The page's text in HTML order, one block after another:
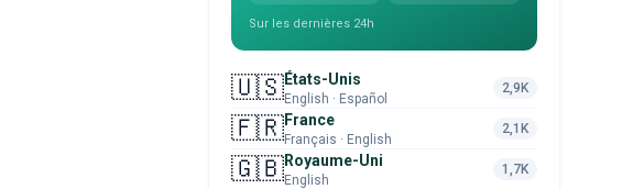
Sur les dernières 24h
🇺🇸États-Unis
English · Español
2,9K
🇫🇷France
Français · English
2,1K
🇬🇧Royaume-Uni
English
1,7K